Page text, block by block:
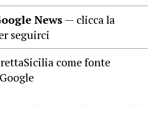
News — clicca la
seguirci
come fonte